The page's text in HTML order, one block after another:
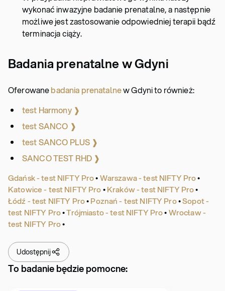
wykonać inwazyjne badanie prenatalne, a następnie
możliwe jest zastosowanie odpowiedniej terapii bądź
terminacja ciąży.
Badania prenatalne w Gdyni
Oferowanebadania prenatalnew Gdyni to również:
test Harmony ❱
test SANCO ❱
test SANCO PLUS ❱
SANCO TEST RHD ❱
Gdańsk - test NIFTY Pro•Warszawa - test NIFTY Pro•
Katowice - test NIFTY Pro•Kraków - test NIFTY Pro•
Łódź - test NIFTY Pro•Poznań - test NIFTY Pro•Sopot -
test NIFTY Pro•Trójmiasto - test NIFTY Pro•Wrocław -
test NIFTY Pro•
Udostępnij
To badanie będzie pomocne: